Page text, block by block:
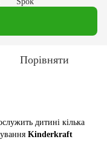
Порівняти
дитині кілька
Kinderkraft